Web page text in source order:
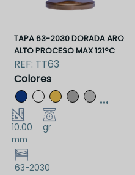
TAPA 63-2030 DORADA ARO
ALTO PROCESO MAX 121°C
REF: TT63
Colores
...
10.00
mm
gr
63-2030